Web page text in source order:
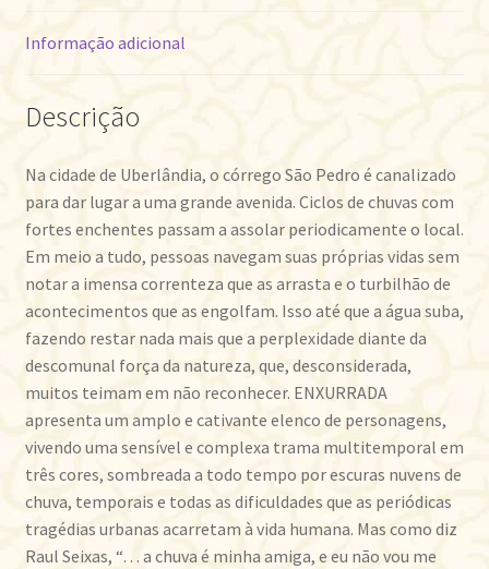
Informação adicional
Descrição
Na cidade de Uberlândia, o córrego São Pedro é canalizado
para dar lugar a uma grande avenida. Ciclos de chuvas com
fortes enchentes passam a assolar periodicamente o local.
Em meio a tudo, pessoas navegam suas próprias vidas sem
notar a imensa correnteza que as arrasta e o turbilhão de
acontecimentos que as engolfam. Isso até que a água suba,
fazendo restar nada mais que a perplexidade diante da
descomunal força da natureza, que, desconsiderada,
muitos teimam em não reconhecer. ENXURRADA
apresenta um amplo e cativante elenco de personagens,
vivendo uma sensível e complexa trama multitemporal em
três cores, sombreada a todo tempo por escuras nuvens de
chuva, temporais e todas as dificuldades que as periódicas
tragédias urbanas acarretam à vida humana. Mas como diz
Raul Seixas, “… a chuva é minha amiga, e eu não vou me